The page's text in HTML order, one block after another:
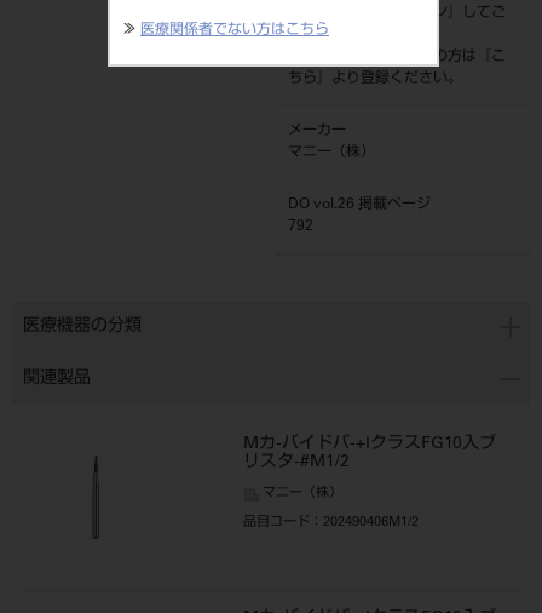
≫ 医療関係者でない方はこちら
ログイン
』してご
覧ください。
ネット会員登録がまだの方は『
こ
ちら
』より登録ください。
メーカー
マニー（株）
DO vol.26 掲載ページ
792
医療機器の分類
関連製品
Mカ-バイドバ-+IクラスFG10入ブ
リスタ-#M1/2
マニー（株）
品目コード ：202490406M1/2